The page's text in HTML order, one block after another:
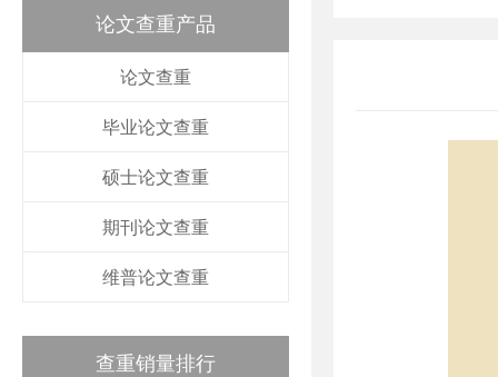
论文查重产品
论文查重
毕业论文查重
硕士论文查重
期刊论文查重
维普论文查重
查重销量排行